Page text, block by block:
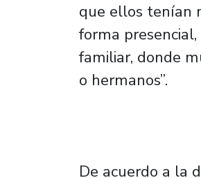
que ellos tenían
forma
familiar, donde
o hermanos”.
De acuerdo a la